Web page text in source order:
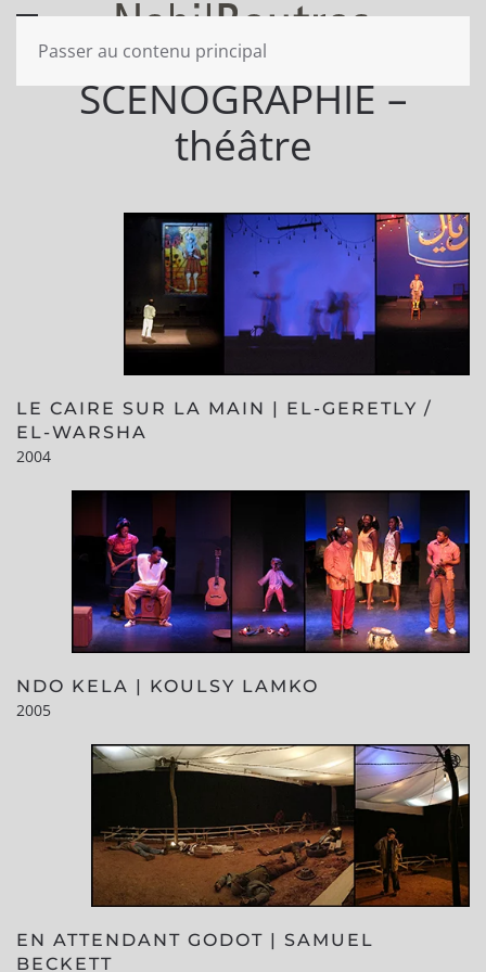
Passer au contenu principal
SCÉNOGRAPHIE –
théâtre
LE CAIRE SUR LA MAIN | EL-GERETLY /
EL-WARSHA
2004
NDO KELA | KOULSY LAMKO
2005
EN ATTENDANT GODOT | SAMUEL
BECKETT